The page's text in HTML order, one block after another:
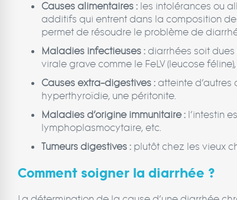
Causes alimentaires : les intolérances ou
additifs qui entrent dans la composition
permet de résoudre le problème de
Maladies infectieuses :diarrhées soit
virale grave comme le FeLV (leucose
Causes extra-digestives :atteinte
hyperthyroïdie, une péritonite.
Maladies d’origine immunitaire : l’intestin
lymphoplasmocytaire, etc.
Tumeurs digestives : plutôt chez les vieux
Comment soigner la diarrhée ?